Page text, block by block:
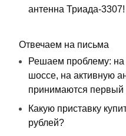
антенна Триада-3307!
Отвечаем на письма
Решаем проблему:
шоссе, на активную
принимаются первый
Какую приставку
рублей?